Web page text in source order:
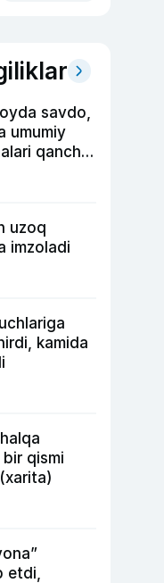
savdo,
umumiy
qancha
uzoq
imzoladi
kamida
qismi
etdi,